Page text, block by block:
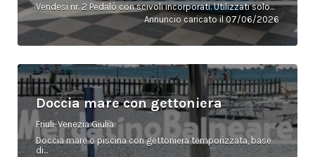
Vendesi nr. 2 Pedalò con scivoli incorporati. Utilizzati solo...
Annuncio caricato il 07/06/2026
Doccia mare con gettoniera
Friuli-Venezia Giulia
Doccia mare o piscina con gettoniera temporizzata, base
di...